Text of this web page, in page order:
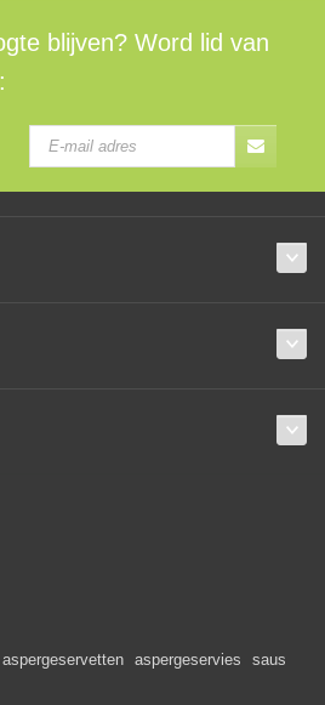
blijven? Word lid van
aspergeservetten aspergeservies
saus